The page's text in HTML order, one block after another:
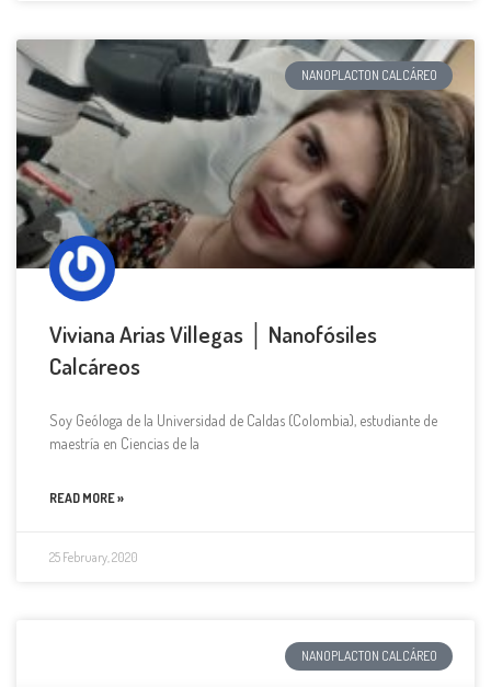
NANOPLACTON CALCÁREO
Viviana Arias Villegas │ Nanofósiles
Calcáreos
Soy Geóloga de la Universidad de Caldas (Colombia), estudiante de
maestría en Ciencias de la
READ MORE »
25 February, 2020
NANOPLACTON CALCÁREO